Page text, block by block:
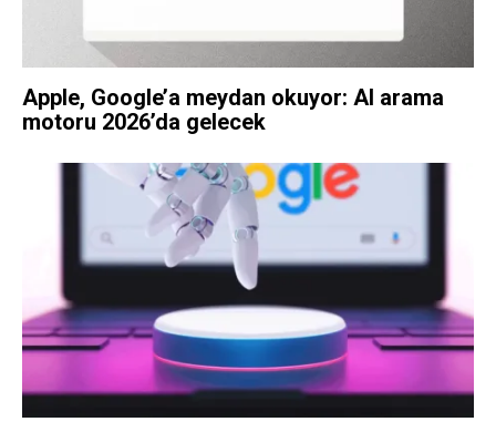
Apple, Google’a meydan okuyor: AI arama
motoru 2026’da gelecek